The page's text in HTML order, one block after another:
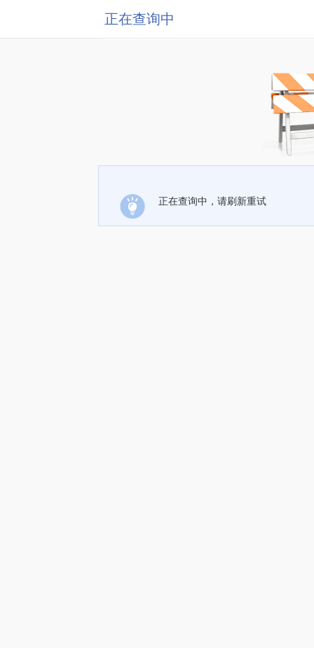
正在查询中
正在查询中，请刷新重试